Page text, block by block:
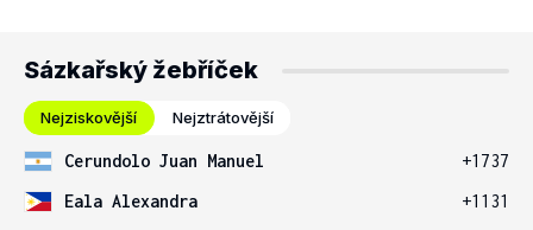
Sázkařský žebříček
Nejziskovější Nejztrátovější
Cerundolo Juan Manuel
+1737
Eala Alexandra
+1131